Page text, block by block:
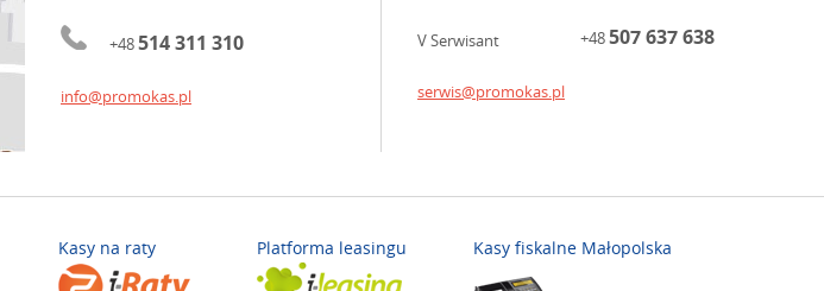
+48514 311 310
info@promokas.pl
V Serwisant +48507 637 638
serwis@promokas.pl
Kasy na raty Platforma leasingu Kasy fiskalne Małopolska